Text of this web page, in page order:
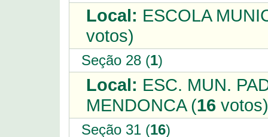
Local: ESCOLA
votos)
Seção 28 (1)
Local: ESC. MUN.
MENDONCA (16 votos)
Seção 31 (16)